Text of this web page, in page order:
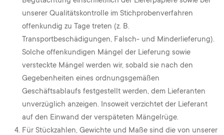
unserer Qualitätskontrolle im Stichprobenverfahren
offenkundig zu Tage treten (z. B.
Transportbeschädigungen, Falsch- und Minderlieferung).
Solche offenkundigen Mängel der Lieferung sowie
versteckte Mängel werden wir, sobald sie nach den
Gegebenheiten eines ordnungsgemäßen
Geschäftsablaufs festgestellt werden, dem Lieferanten
unverzüglich anzeigen. Insoweit verzichtet der Lieferant
auf den Einwand der verspäteten Mängelrüge.
Für Stückzahlen, Gewichte und Maße sind die von unserer